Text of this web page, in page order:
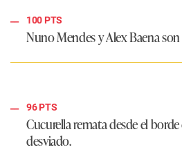
100 PTS
Nuno Mendes y Alex Baena
96 PTS
Cucurella remata desde el borde
desviado.